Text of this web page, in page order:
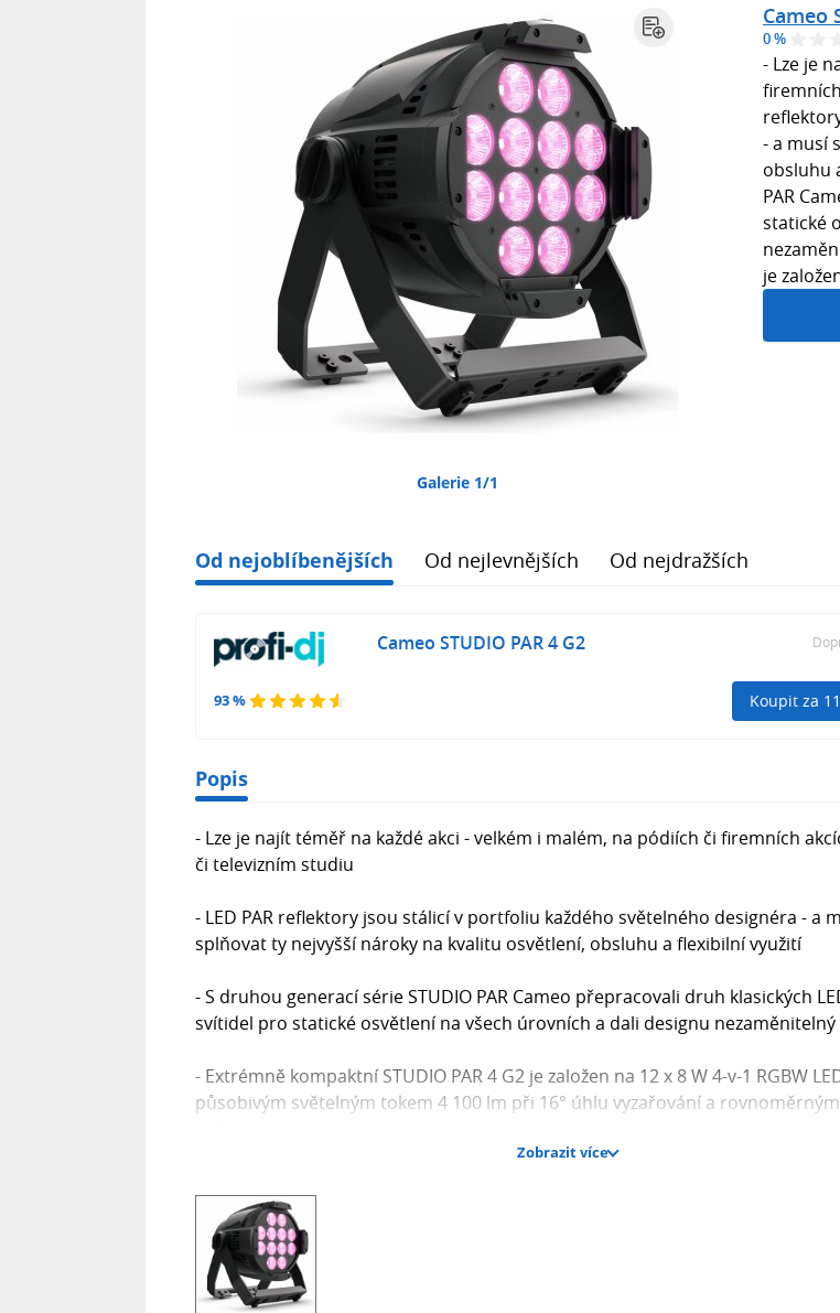
Galerie 1/1
Cameo
0 %
- Lze je
- a musí
obsluhu
PAR
statické
je
Od nejoblíbenějších Od nejlevnějších Od nejdražších
93 %
Cameo STUDIO PAR 4 G2
Koupit za
Popis
- Lze je najít téměř na každé akci - velkém i malém, na pódiích či firemních
či televizním studiu
- LED PAR reflektory jsou stálicí v portfoliu každého světelného designéra - a
splňovat ty nejvyšší nároky na kvalitu osvětlení, obsluhu a flexibilní využití
- S druhou generací série STUDIO PAR Cameo přepracovali druh klasických
svítidel pro statické osvětlení na všech úrovních a dali designu
- Extrémně kompaktní STUDIO PAR 4 G2 je založen na 12 x 8 W 4-v-1 RGBW
působivým světelným tokem 4 100 lm při 16° úhlu vyzařování a
vhodný i pro provoz bez blikání v divadlech, TV studiích, na filmových placích
festivalech indoor light art
- Ještě všestrannější je použití v kombinaci s volitelně dostupnou Cameo iDMX
Zobrazit více